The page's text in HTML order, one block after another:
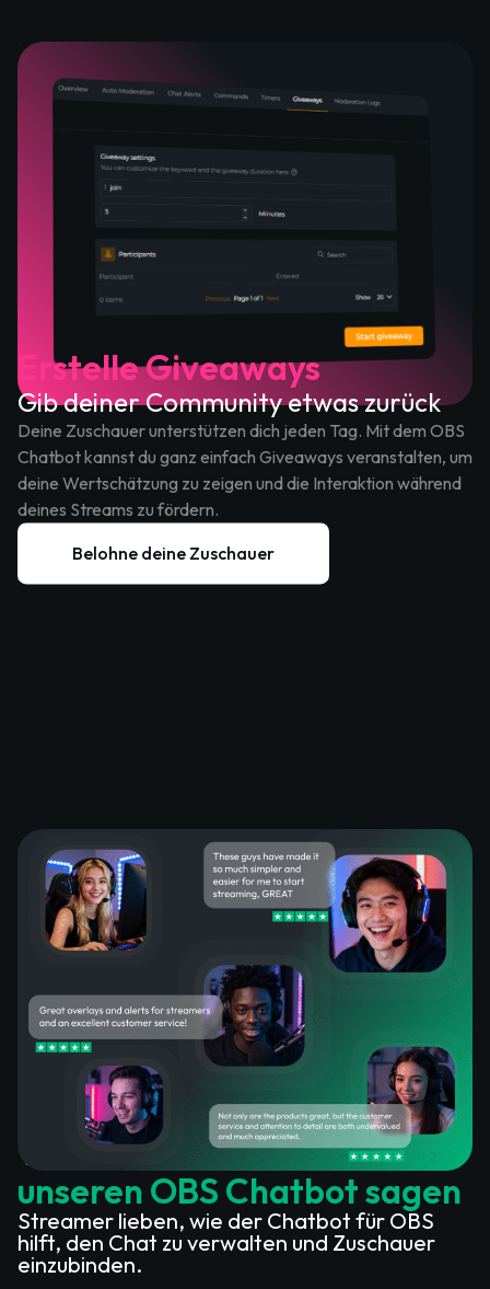
Erstelle Giveaways
Gib deiner Community etwas zurück
Deine Zuschauer unterstützen dich jeden Tag. Mit dem OBS
Chatbot kannst du ganz einfach Giveaways veranstalten, um
deine Wertschätzung zu zeigen und die Interaktion während
deines Streams zu fördern.
Belohne deine Zuschauer
Was zufriedene Kunden über
unseren OBS Chatbot sagen
Streamer lieben, wie der Chatbot für OBS
hilft, den Chat zu verwalten und Zuschauer
einzubinden.